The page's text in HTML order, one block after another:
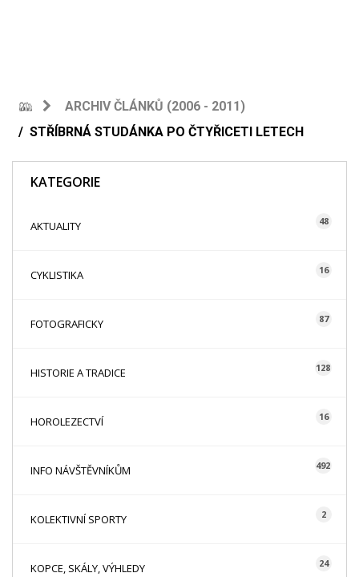
ARCHIV ČLÁNKŮ (2006 - 2011)
STŘÍBRNÁ STUDÁNKA PO ČTYŘICETI LETECH
KATEGORIE
AKTUALITY 48
CYKLISTIKA 16
FOTOGRAFICKY 87
HISTORIE A TRADICE 128
HOROLEZECTVÍ 16
INFO NÁVŠTĚVNÍKŮM 492
KOLEKTIVNÍ SPORTY 2
KOPCE, SKÁLY, VÝHLEDY 24